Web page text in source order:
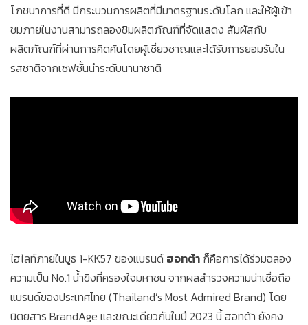
โภชนาการที่ดี มีกระบวนการผลิตที่มีมาตรฐานระดับโลก และให้ผู้เข้า
ชมภายในงานสามารถลองชิมผลิตภัณฑ์ที่จัดแสดง สัมผัสกับ
ผลิตภัณฑ์ที่ผ่านการคิดค้นโดยผู้เชี่ยวชาญและได้รับการยอมรับใน
รสชาติจากเชฟชั้นนำระดับนานาชาติ
ไฮไลท์ภายในบูธ 1-KK57 ของแบรนด์ฮอทต้า ก็คือการได้ร่วมฉลอง
ความเป็น No.1 น้ำขิงที่ครองใจมหาชน จากผลสำรวจความน่าเชื่อถือ
แบรนด์ของประเทศไทย (Thailand’s Most Admired Brand) โดย
นิตยสาร BrandAge และขณะเดียวกันในปี 2023 นี้ ฮอทต้า ยังคง